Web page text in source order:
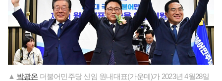
▲ 박광온 더불어민주당 신임 원내대표(가운데)가 2023년 4월28일